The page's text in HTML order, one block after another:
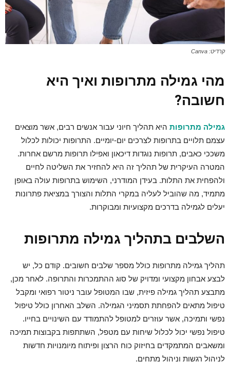
קרדיט: Canva
מהי גמילה מתרופות ואיך היא
חשובה?
גמילה מתרופות היא תהליך חיוני עבור אנשים רבים, אשר מוצאים
עצמם תלויים בתרופות לצרכים יום-יומיים. התרופות יכולות לכלול
משככי כאבים, תרופות נוגדות דיכאון ואפילו תרופות מרשם אחרות.
המטרה העיקרית של תהליך זה היא להחזיר את השליטה לחיים
ולהפחית את התלות. בעידן המודרני, השימוש בתרופות עולה באופן
מתמיד, מה שהוביל לעליה במקרי התלות והצורך במציאת פתרונות
יעלים לגמילה בדרכים מקצועיות ומבוקרות.
השלבים בתהליך גמילה מתרופות
תהליך גמילה מתרופות כולל מספר שלבים חשובים. קודם כל, יש
לבצע אבחון מקצועי ומדויק של סוג ההתמכרות והתרופה. לאחר מכן,
מתבצע תהליך גמילה פיזית, שבו המטופל עובר ניטור רפואי ומקבל
טיפול מתאים להפחתת תסמיני הגמילה. השלב האחרון כולל טיפול
נפשי ותמיכה, אשר עוזרים למטופל להתמודד עם השינויים בחייו.
טיפול נפשי יכול לכלול שיחות עם מטפל, השתתפות בקבוצות תמיכה
ומשאבים המתמקדים בחיזוק כוח הרצון ופיתוח מיומנויות חדשות
לניהול רגשות וניהול מתחים.